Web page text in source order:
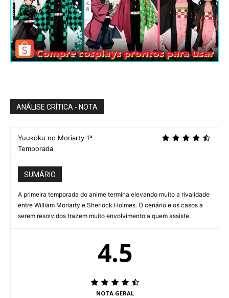
ANÁLISE CRÍTICA - NOTA
Yuukoku no Moriarty 1ª
Temporada
SUMÁRIO
A primeira temporada do anime termina elevando muito a rivalidade
entre William Moriarty e Sherlock Holmes. O cenário e os casos a
serem resolvidos trazem muito envolvimento a quem assiste.
4.5
NOTA GERAL